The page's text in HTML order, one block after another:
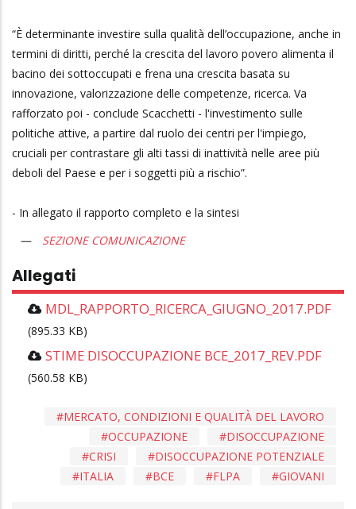
“È determinante investire sulla qualità dell’occupazione, anche in
termini di diritti, perché la crescita del lavoro povero alimenta il
bacino dei sottoccupati e frena una crescita basata su
innovazione, valorizzazione delle competenze, ricerca. Va
rafforzato poi - conclude Scacchetti - l'investimento sulle
politiche attive, a partire dal ruolo dei centri per l'impiego,
cruciali per contrastare gli alti tassi di inattività nelle aree più
deboli del Paese e per i soggetti più a rischio”.
- In allegato il rapporto completo e la sintesi
SEZIONE COMUNICAZIONE
Allegati
MDL_RAPPORTO_RICERCA_GIUGNO_2017.PDF
(895.33 KB)
STIME DISOCCUPAZIONE BCE_2017_REV.PDF
(560.58 KB)
MERCATO, CONDIZIONI E QUALITÀ DEL LAVORO
DISOCCUPAZIONE
OCCUPAZIONE
DISOCCUPAZIONE POTENZIALE
CRISI
GIOVANI
FLPA
BCE
ITALIA